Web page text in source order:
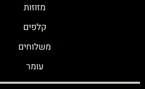
מזוזות
קלפים
משלוחים
עומר